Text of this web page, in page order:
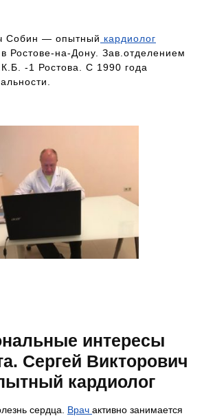
Собин — опытный кардиолог
Ростове-на-Дону. Зав.отделением
-1 Ростова. С 1990 года
интересы
Сергей Викторович
кардиолог
сердца. Врач активно занимается